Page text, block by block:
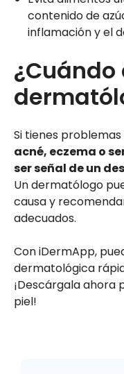
contenido de
inflamación y el
Si tienes
acné, eczema o
ser señal de un
Un dermatólogo
causa y
adecuados.
Con iDermApp,
dermatológica
¡Descárgala ahora
piel!